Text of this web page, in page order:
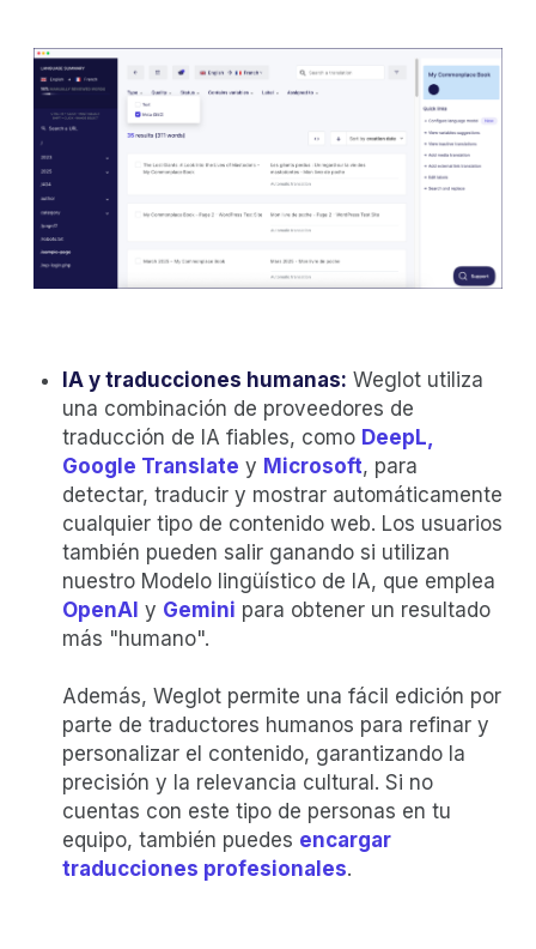
IA y traducciones humanas: Weglot utiliza
una combinación de proveedores de
traducción de IA fiables, como DeepL,
Google Translate y Microsoft, para
detectar, traducir y mostrar automáticamente
cualquier tipo de contenido web. Los usuarios
también pueden salir ganando si utilizan
nuestro Modelo lingüístico de IA, que emplea
OpenAI y Gemini para obtener un resultado
más "humano".
Además, Weglot permite una fácil edición por
parte de traductores humanos para refinar y
personalizar el contenido, garantizando la
precisión y la relevancia cultural. Si no
cuentas con este tipo de personas en tu
equipo, también puedes encargar
traducciones profesionales.